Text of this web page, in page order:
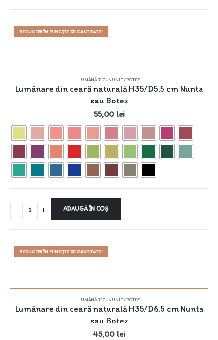
REDUCERI ÎN FUNCȚIE DE CANTITATE!
LUMÂNĂRI CUNUNIE / BOTEZ
Lumânare din ceară naturală H35/D5.5 cm Nunta
sau Botez
55,00 lei
ADAUGĂ ÎN COȘ
REDUCERI ÎN FUNCȚIE DE CANTITATE!
LUMÂNĂRI CUNUNIE / BOTEZ
Lumânare din ceară naturală H35/D6.5 cm Nunta
sau Botez
45,00 lei